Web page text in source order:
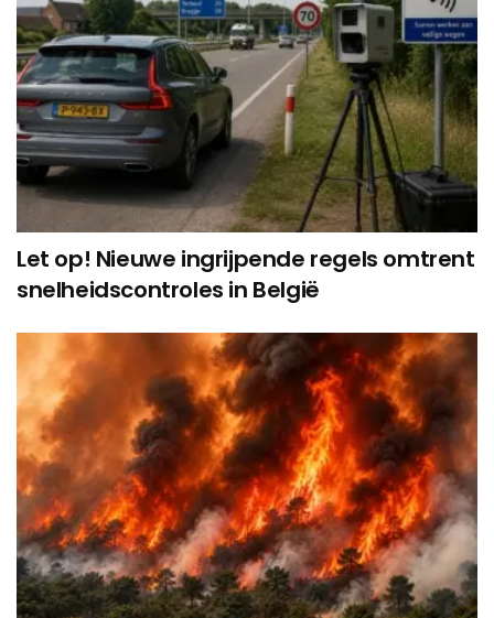
Let op! Nieuwe ingrijpende regels omtrent
snelheidscontroles in België